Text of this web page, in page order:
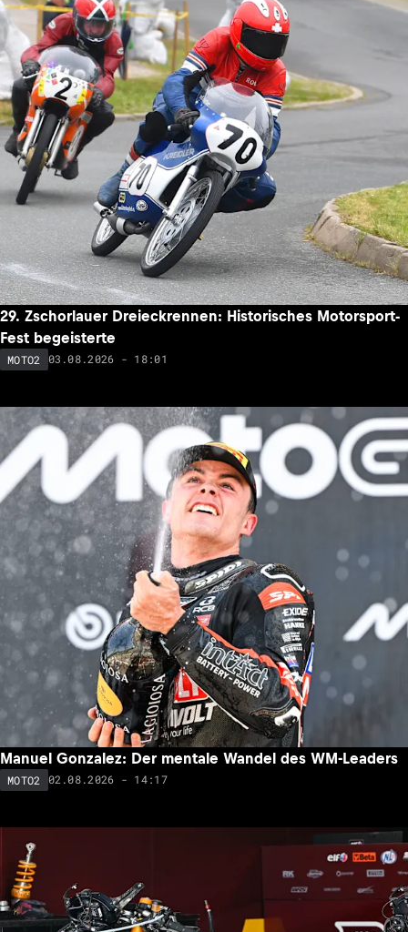
29. Zschorlauer Dreieckrennen: Historisches Motorsport-
Fest begeisterte
MOTO2 03.08.2026 - 18:01
Manuel Gonzalez: Der mentale Wandel des WM-Leaders
MOTO2 02.08.2026 - 14:17